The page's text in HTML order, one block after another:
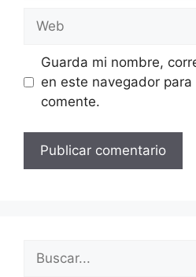
Guarda mi nombre,
en este navegador
comente.